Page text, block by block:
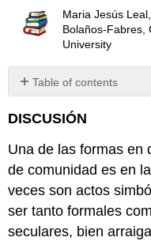
Maria Jesús
Bolaños-Fabres,
University
Table of contents
No
DISCUSIÓN
Una de las formas en
de comunidad es en
veces son actos
ser tanto formales
seculares, bien